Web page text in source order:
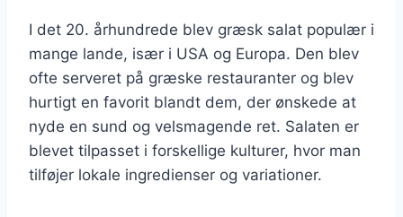
I det 20. århundrede blev græsk salat populær i
mange lande, især i USA og Europa. Den blev
ofte serveret på græske restauranter og blev
hurtigt en favorit blandt dem, der ønskede at
nyde en sund og velsmagende ret. Salaten er
blevet tilpasset i forskellige kulturer, hvor man
tilføjer lokale ingredienser og variationer.